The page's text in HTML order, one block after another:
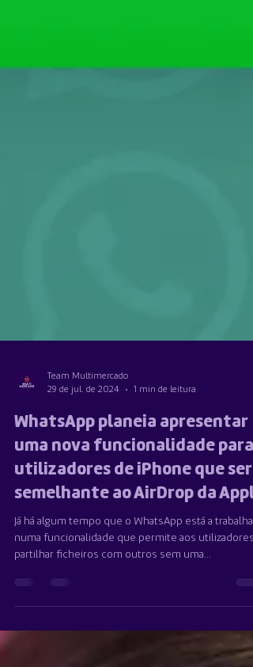
Team Multimercado
29 de jul. de 2024
1 min de leitura
WhatsApp planeia apresentar
uma nova funcionalidade para
utilizadores de iPhone que será
semelhante ao AirDrop da
Já há algum tempo que o WhatsApp está a trabalhar